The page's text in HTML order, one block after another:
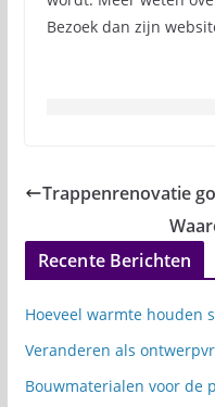
Bezoek dan zijn
Trappenrenovatie
Recente Berichten
Hoeveel warmte houden
Veranderen als
Bouwmaterialen voor de